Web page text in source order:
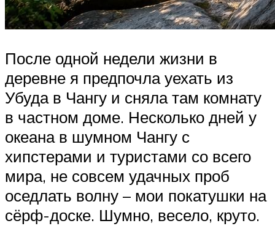
После одной недели жизни в
деревне я предпочла уехать из
Убуда в Чангу и сняла там комнату
в частном доме. Несколько дней у
океана в шумном Чангу с
хипстерами и туристами со всего
мира, не совсем удачных проб
оседлать волну – мои покатушки на
сёрф-доске. Шумно, весело, круто.